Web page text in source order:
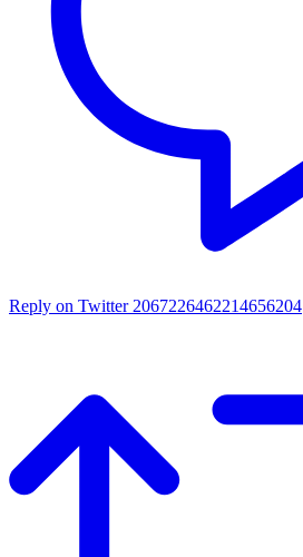
Reply on Twitter 2067226462214656204